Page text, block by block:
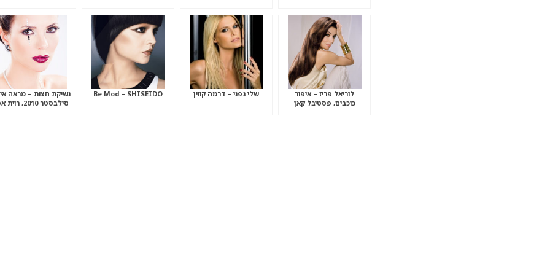
לוריאל פריז – איפור
כוכבים, פסטיבל קאן
שלי גפני – דרמה קווין Be Mod – SHISEIDO
נשיקת חצות – מראה
סילבסטר 2010, רוית אסף